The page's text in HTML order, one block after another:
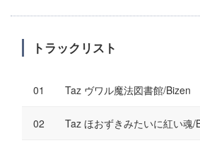
トラックリスト
Taz ヴワル魔法図書館/Bizen
Taz ほおずきみたいに紅い魂/